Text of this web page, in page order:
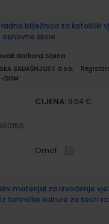
radna bilježnica za katolički
škole
Barbara Sipina
SADAŠNJOST d.o.o.
DOM
CIJENA: 9,64 €
Omot
materijal za izvođenje
tehničke kulture za šesti